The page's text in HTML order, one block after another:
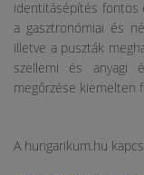
identitásépítés fontos
a gasztronómiai és
illetve a puszták
szellemi és anyagi
megőrzése kiemelten
A hungarikum.hu